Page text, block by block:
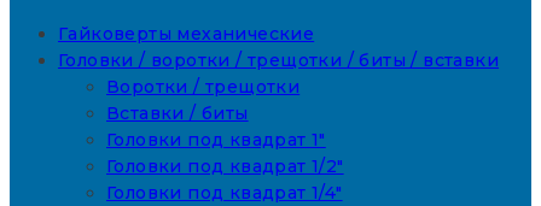
Гайковерты механические
Головки / воротки / трещотки / биты / вставки
Воротки / трещотки
Вставки / биты
Головки под квадрат 1"
Головки под квадрат 1/2"
Головки под квадрат 1/4"